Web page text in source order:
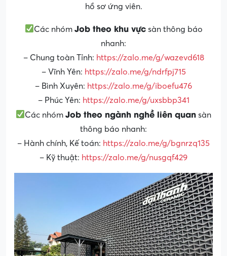
hồ sơ ứng viên.
Các nhóm Job theo khu vựcsàn thông báo
nhanh:
– Chung toàn Tỉnh: https://zalo.me/g/wazevd618
– Vĩnh Yên: https://zalo.me/g/ndrfpj715
– Bình Xuyên: https://zalo.me/g/iboefu476
– Phúc Yên: https://zalo.me/g/uxsbbp341
Các nhómJob theo ngành nghề liên quan sàn
thông báo nhanh:
– Hành chính, Kế toán: https://zalo.me/g/bgnrzq135
– Kỹ thuật: https://zalo.me/g/nusgqf429